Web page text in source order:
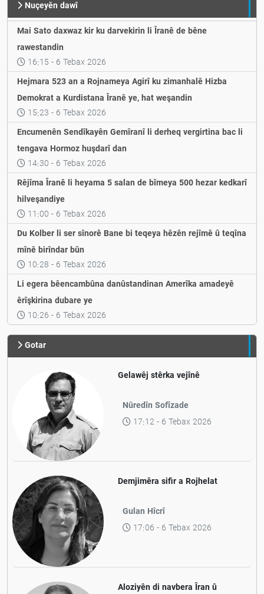
Nuçeyěn dawî
Mai Sato daxwaz kir ku darvekirin li Îranê de bêne
rawestandin
16:15 - 6 Tebax 2026
Hejmara 523 an a Rojnameya Agirî ku zimanhalê Hizba
Demokrat a Kurdistana Îranê ye, hat weşandin
15:23 - 6 Tebax 2026
Encumenên Sendîkayên Gemîranî li derheq vergirtina bac li
tengava Hormoz huşdarî dan
14:30 - 6 Tebax 2026
Rêjîma Îranê li heyama 5 salan de bîmeya 500 hezar kedkarî
hilveşandiye
11:00 - 6 Tebax 2026
Du Kolber li ser sînorê Bane bi teqeya hêzên rejîmê û teqîna
mînê birîndar bûn
10:28 - 6 Tebax 2026
Li egera bêencambûna danûstandinan Amerîka amadeyê
êrîşkirina dubare ye
10:26 - 6 Tebax 2026
Gotar
Gelawêj stêrka vejînê
Nûredîn Sofîzade
17:12 - 6 Tebax 2026
Demjimêra sifir a Rojhelat
Gulan Hîcrî
17:06 - 6 Tebax 2026
Aloziyên di navbera Îran û